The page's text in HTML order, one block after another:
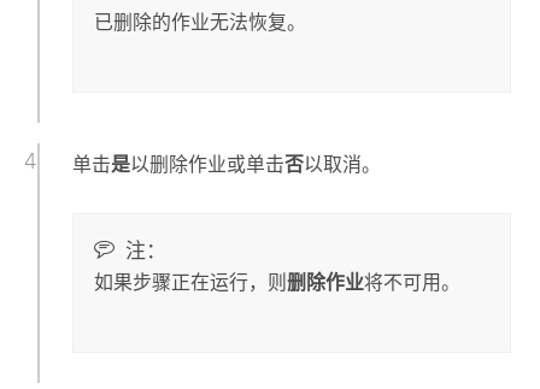
已删除的作业无法恢复。
单击是以删除作业或单击否以取消。
注：
如果步骤正在运行，则 删除作业将不可用。